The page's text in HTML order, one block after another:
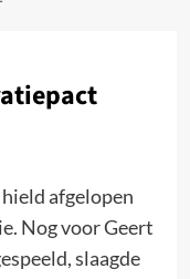
afgelopen
Nog voor Geert
slaagde